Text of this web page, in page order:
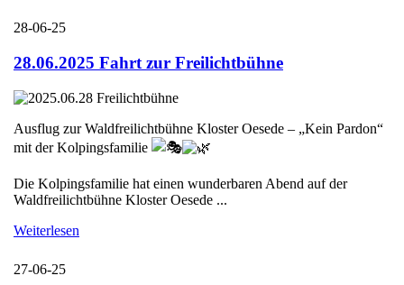
28-06-25
28.06.2025 Fahrt zur Freilichtbühne
Ausflug zur Waldfreilichtbühne Kloster Oesede – „Kein Pardon“
mit der Kolpingsfamilie
Die Kolpingsfamilie hat einen wunderbaren Abend auf der
Waldfreilichtbühne Kloster Oesede ...
Weiterlesen
27-06-25